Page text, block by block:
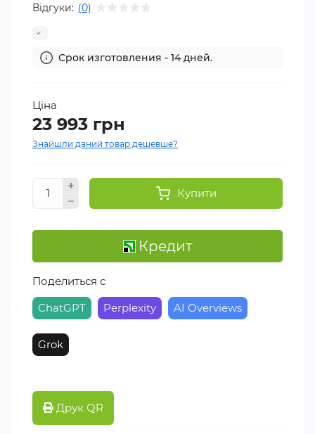
Відгуки: (0)
Срок изготовления - 14 дней.
Ціна
23 993 грн
Знайшли даний товар дешевше?
Купити
Кредит
Поделиться с
ChatGPT
Perplexity AI Overviews
Grok
Друк QR